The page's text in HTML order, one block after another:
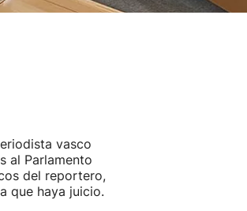
vasco
al Parlamento
del reportero,
que haya juicio.